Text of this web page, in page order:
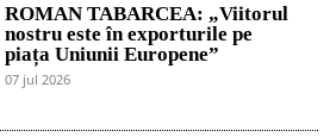
ROMAN TABARCEA: „Viitorul
nostru este în exporturile pe
piața Uniunii Europene”
07 jul 2026